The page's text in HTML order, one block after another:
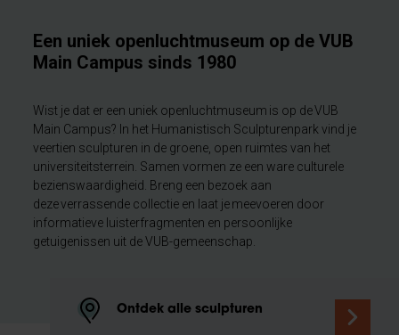
Een uniek openluchtmuseum op de VUB
Main Campus sinds 1980
Wist je dat er een uniek openluchtmuseum is op de VUB
Main Campus? In het Humanistisch Sculpturenpark vind je
veertien sculpturen in de groene, open ruimtes van het
universiteitsterrein. Samen vormen ze een ware culturele
bezienswaardigheid. Breng een bezoek aan
deze verrassende collectie en laat je meevoeren door
informatieve luisterfragmenten en persoonlijke
getuigenissen uit de VUB-gemeenschap.
Ontdek alle sculpturen